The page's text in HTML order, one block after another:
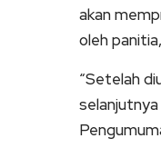
akan
oleh
“Setelah